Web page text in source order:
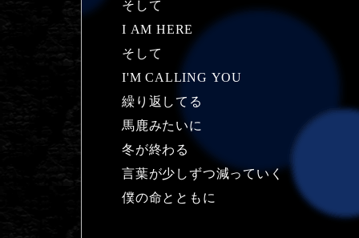
そして
I AM HERE
そして
I'M CALLING YOU
繰り返してる
馬鹿みたいに
冬が終わる
言葉が少しずつ減っていく
僕の命とともに